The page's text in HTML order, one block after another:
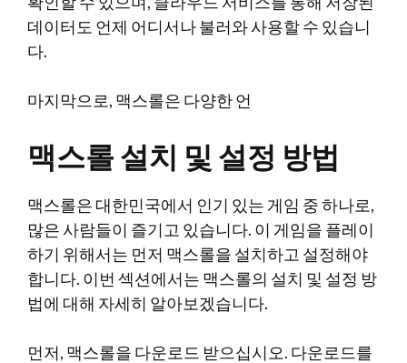
데이터도 언제 어디서나 불러와 사용할 수 있습니
다.
마지막으로, 맥스롤은 다양한 언
맥스롤 설치 및 설정 방법
맥스롤은 대한민국에서 인기 있는 게임 중 하나로,
많은 사람들이 즐기고 있습니다. 이 게임을 플레이
하기 위해서는 먼저 맥스롤을 설치하고 설정해야
합니다. 이번 섹션에서는 맥스롤의 설치 및 설정 방
법에 대해 자세히 알아보겠습니다.
먼저, 맥스롤을 다운로드 받으십시오. 다운로드를